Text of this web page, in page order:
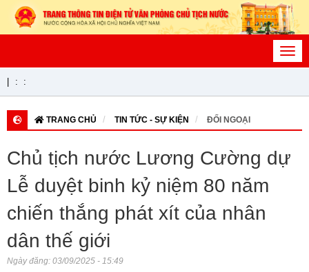
: :
TRANG CHỦ TIN TỨC - SỰ KIỆN ĐỐI NGOẠI
Chủ tịch nước Lương Cường dự
Lễ duyệt binh kỷ niệm 80 năm
chiến thắng phát xít của nhân
dân thế giới
Ngày đăng: 03/09/2025 - 15:49